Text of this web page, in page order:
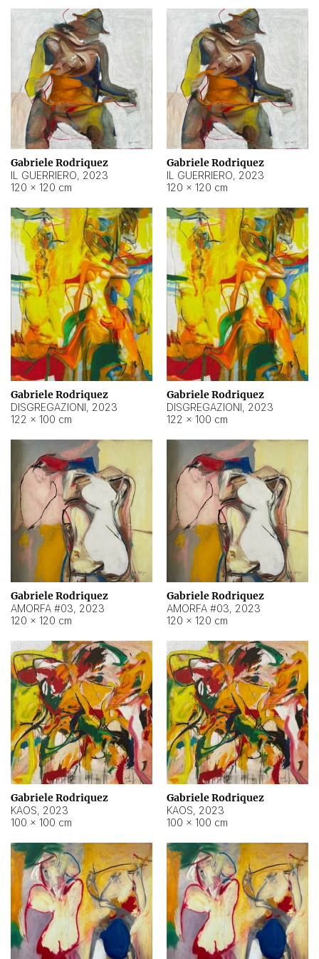
Gabriele Rodriquez
IL GUERRIERO, 2023
120 × 120 cm
Gabriele Rodriquez
IL GUERRIERO, 2023
120 × 120 cm
Gabriele Rodriquez
DISGREGAZIONI, 2023
122 × 100 cm
Gabriele Rodriquez
DISGREGAZIONI, 2023
122 × 100 cm
Gabriele Rodriquez
AMORFA #03, 2023
120 × 120 cm
Gabriele Rodriquez
AMORFA #03, 2023
120 × 120 cm
Gabriele Rodriquez
KAOS, 2023
100 × 100 cm
Gabriele Rodriquez
KAOS, 2023
100 × 100 cm